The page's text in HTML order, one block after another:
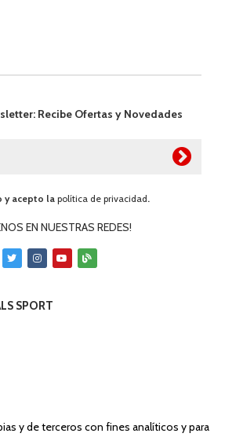
Recibe Ofertas y Novedades
y acepto lapolítica de privacidad.
EN NUESTRAS REDES!
SPORT
y de terceros con fines analíticos y para